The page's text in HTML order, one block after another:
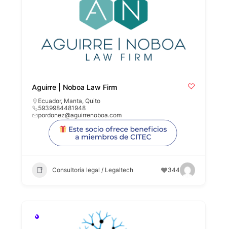
Aguirre | Noboa Law Firm
Ecuador, Manta,Quito
5939984481948
pordonez@aguirrenoboa.com
Consultoría legal / Legaltech 344